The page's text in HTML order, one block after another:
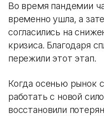
Во время пандемии
временно ушла, а
согласились на
кризиса. Благодаря
пережили этот этап.
Когда осенью рынок
работать с новой
восстановили